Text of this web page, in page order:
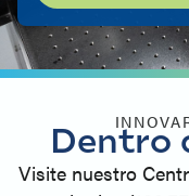
Dentro
Visite nuestro